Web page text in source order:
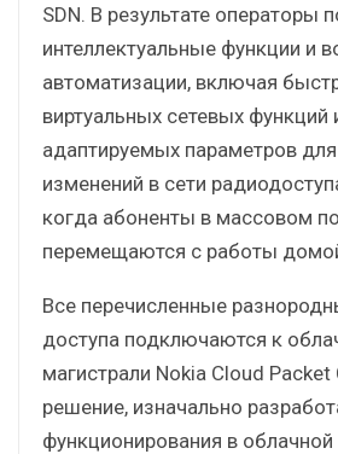
SDN. В результате операторы
интеллектуальные функции и
автоматизации, включая
виртуальных сетевых функций
адаптируемых параметров
изменений в сети
когда абоненты в массовом
перемещаются с работы
Все перечисленные
доступа подключаются к
магистрали Nokia Cloud Packet
решение, изначально
функционирования в облачной